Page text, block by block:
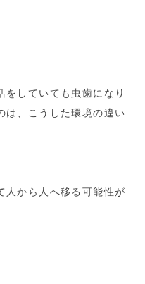
をしていても虫歯になり
は、こうした環境の違い
人から人へ移る可能性が